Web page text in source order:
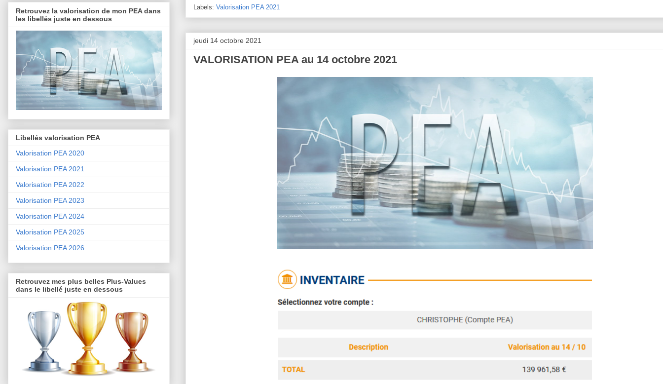
Labels: Valorisation PEA 2021
jeudi 14 octobre 2021
VALORISATION PEA au 14 octobre 2021
Retrouvez la valorisation de mon PEA dans
les libellés juste en dessous
Libellés valorisation PEA
Valorisation PEA 2020
Valorisation PEA 2021
Valorisation PEA 2022
Valorisation PEA 2023
Valorisation PEA 2024
Valorisation PEA 2025
Valorisation PEA 2026
Retrouvez mes plus belles Plus-Values
dans le libellé juste en dessous